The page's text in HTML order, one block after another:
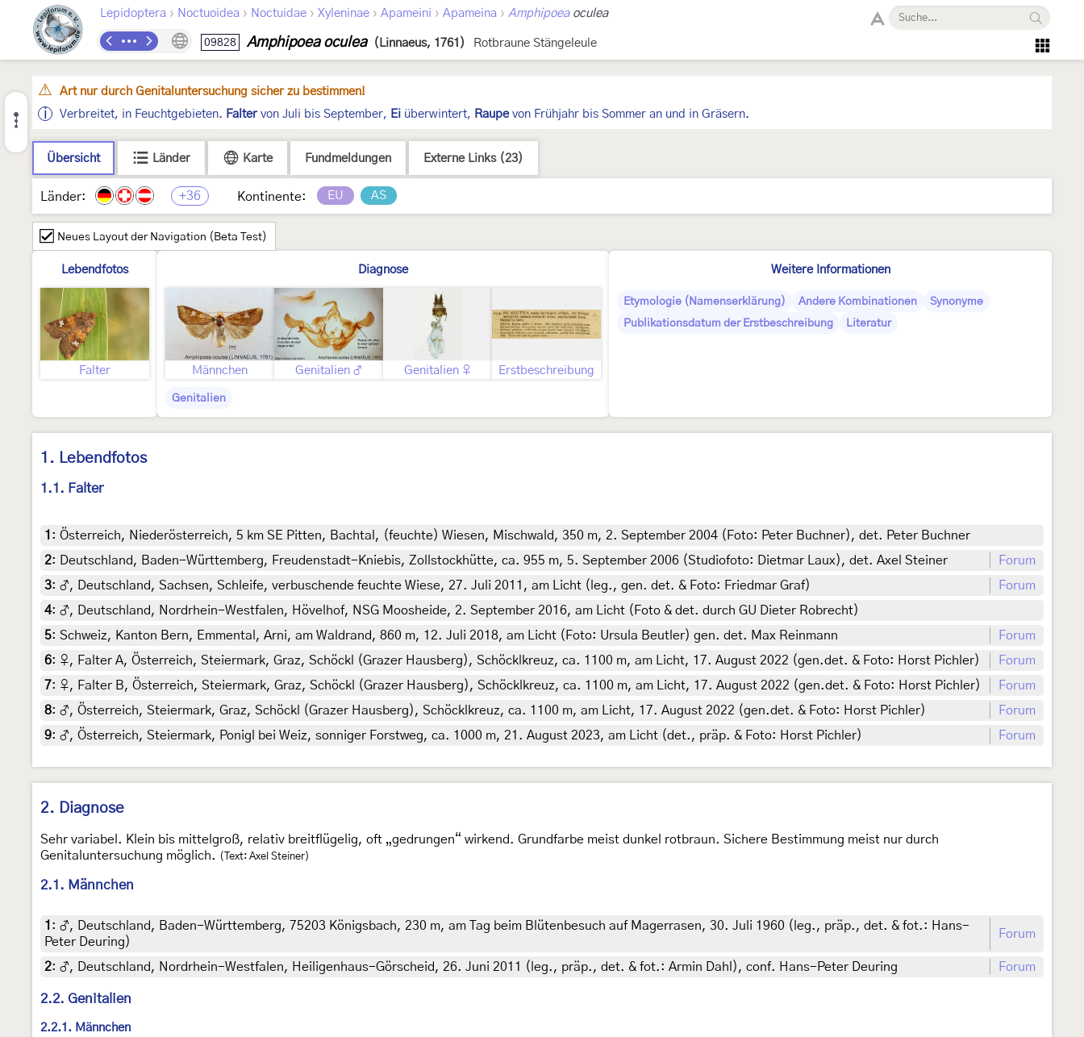
Lepidoptera › Noctuoidea › Noctuidae › Xyleninae › Apameini › Apameina › Amphipoeaoculea
09828 Amphipoea oculea (Linnaeus, 1761) Rotbraune Stängeleule
Art nur durch Genitaluntersuchung sicher zu bestimmen!
Verbreitet, in Feuchtgebieten. Faltervon Juli bis September, Ei überwintert, Raupevon Frühjahr bis Sommer an und in Gräsern.
Übersicht Länder Karte Fundmeldungen Externe Links (23)
Länder: +36 Kontinente: EU AS
Neues Layout der Navigation (Beta Test)
Lebendfotos
Falter
Diagnose
Männchen Genitalien ♂ Genitalien ♀ Erstbeschreibung
Genitalien
Weitere Informationen
Etymologie (Namenserklärung) Andere Kombinationen
Synonyme
Publikationsdatum der Erstbeschreibung
Literatur
1. Lebendfotos
1.1. Falter
1 : Österreich, Niederösterreich, 5 km SE Pitten, Bachtal, (feuchte) Wiesen, Mischwald, 350 m, 2. September 2004 (Foto: Peter Buchner), det. Peter Buchner
2: Deutschland, Baden-Württemberg, Freudenstadt-Kniebis, Zollstockhütte, ca. 955 m, 5. September 2006 (Studiofoto: Dietmar Laux), det. Axel Steiner
Forum
3: ♂, Deutschland, Sachsen, Schleife, verbuschende feuchte Wiese, 27. Juli 2011, am Licht (leg., gen. det. & Foto: Friedmar Graf)
Forum
4: ♂, Deutschland, Nordrhein-Westfalen, Hövelhof, NSG Moosheide, 2. September 2016, am Licht (Foto & det. durch GU Dieter Robrecht)
5: Schweiz, Kanton Bern, Emmental, Arni, am Waldrand, 860 m, 12. Juli 2018, am Licht (Foto: Ursula Beutler) gen. det. Max Reinmann
Forum
6: ♀, Falter A, Österreich, Steiermark, Graz, Schöckl (Grazer Hausberg), Schöcklkreuz, ca. 1100 m, am Licht, 17. August 2022 (gen.det. & Foto: Horst Pichler)
Forum
7: ♀, Falter B, Österreich, Steiermark, Graz, Schöckl (Grazer Hausberg), Schöcklkreuz, ca. 1100 m, am Licht, 17. August 2022 (gen.det. & Foto: Horst Pichler)
Forum
8: ♂, Österreich, Steiermark, Graz, Schöckl (Grazer Hausberg), Schöcklkreuz, ca. 1100 m, am Licht, 17. August 2022 (gen.det. & Foto: Horst Pichler)
Forum
9: ♂, Österreich, Steiermark, Ponigl bei Weiz, sonniger Forstweg, ca. 1000 m, 21. August 2023, am Licht (det., präp. & Foto: Horst Pichler) Forum
2. Diagnose
Sehr variabel. Klein bis mittelgroß, relativ breitflügelig, oft „gedrungen“ wirkend. Grundfarbe meist dunkel rotbraun. Sichere Bestimmung meist nur durch
Genitaluntersuchung möglich. (Text: Axel Steiner)
2.1. Männchen
1 : ♂, Deutschland, Baden-Württemberg, 75203 Königsbach, 230 m, am Tag beim Blütenbesuch auf Magerrasen, 30. Juli 1960 (leg., präp., det. & fot.: Hans-
Peter Deuring)
Forum
2: ♂, Deutschland, Nordrhein-Westfalen, Heiligenhaus-Görscheid, 26. Juni 2011 (leg., präp., det. & fot.: Armin Dahl), conf. Hans-Peter Deuring Forum
2.2. Genitalien
2.2.1. Männchen